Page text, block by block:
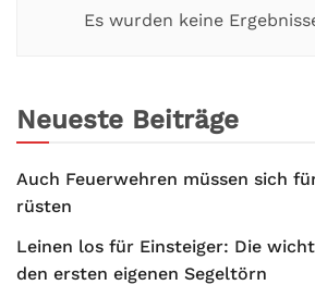
Es wurden keine
Neueste Beiträge
Auch Feuerwehren müssen sich
rüsten
Leinen los für Einsteiger: Die
den ersten eigenen Segeltörn